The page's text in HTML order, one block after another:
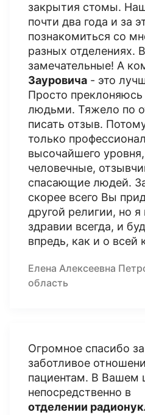
закрытия стомы.
почти два года и за
познакомиться со
разных отделениях.
замечательные! А
Зауровича - это
Просто
людьми. Тяжело по
писать отзыв.
только
высочайшего
человечные,
спасающие людей.
скорее всего Вы
другой религии, но
здравии всегда, и
впредь, как и о всей
Елена Алексеевна
область
Огромное спасибо
заботливое
пациентам. В Вашем
непосредственно в
отделении